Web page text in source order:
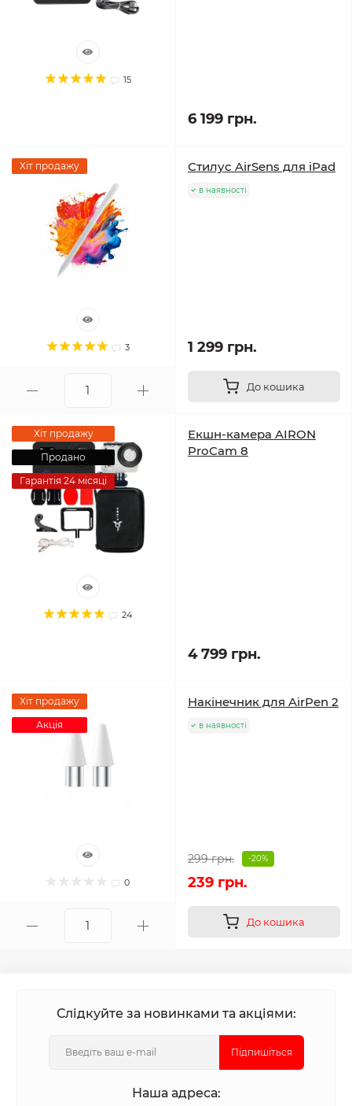
15
6 199 грн.
Хіт продажу
3
Стилус AirSens для iPad
в наявності
1 299 грн.
До кошика
Хіт продажу
Продано
Гарантія 24 місяці
24
Екшн-камера AIRON
ProCam 8
4 799 грн.
Хіт продажу
Акція
0
Накінечник для AirPen 2
в наявності
299 грн. -20%
239 грн.
До кошика
Слідкуйте за новинками та акціями:
Підпишіться
Наша адреса: